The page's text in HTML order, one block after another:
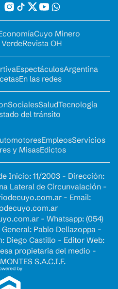
Cuyo Minero
Revista OH
EspectáculosArgentina
En las redes
SocialesSaludTecnología
del tránsito
EmpleosServicios
y MisasEdictos
Inicio: 11/2003 - Dirección:
Lateral de Circunvalación -
- Email:
- Whatsapp: (054)
Pablo Dellazoppa -
Diego Castillo - Editor Web:
propietaria del medio -
S.A.C.I.F.